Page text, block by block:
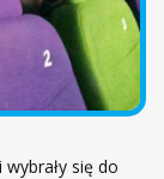
się do